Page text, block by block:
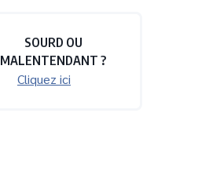
SOURD OU
MALENTENDANT ?
Cliquez ici